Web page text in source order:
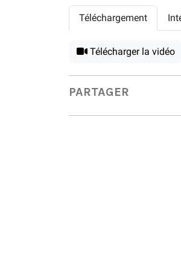
Téléchargement
Télécharger la vidéo
PARTAGER